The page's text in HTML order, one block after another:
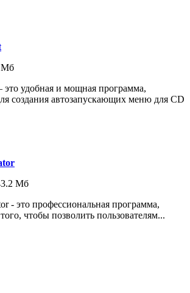
Мб
это удобная и мощная программа,
создания автозапускающих меню для CD
Мб
- это профессиональная программа,
чтобы позволить пользователям...